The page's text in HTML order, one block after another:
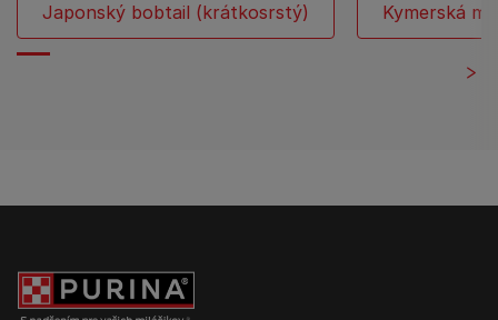
Japonský bobtail (krátkosrstý) Kymerská